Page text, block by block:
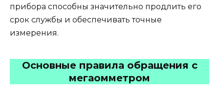
прибора способны значительно продлить его
срок службы и обеспечивать точные
измерения.
Основные правила обращения с
мегаомметром